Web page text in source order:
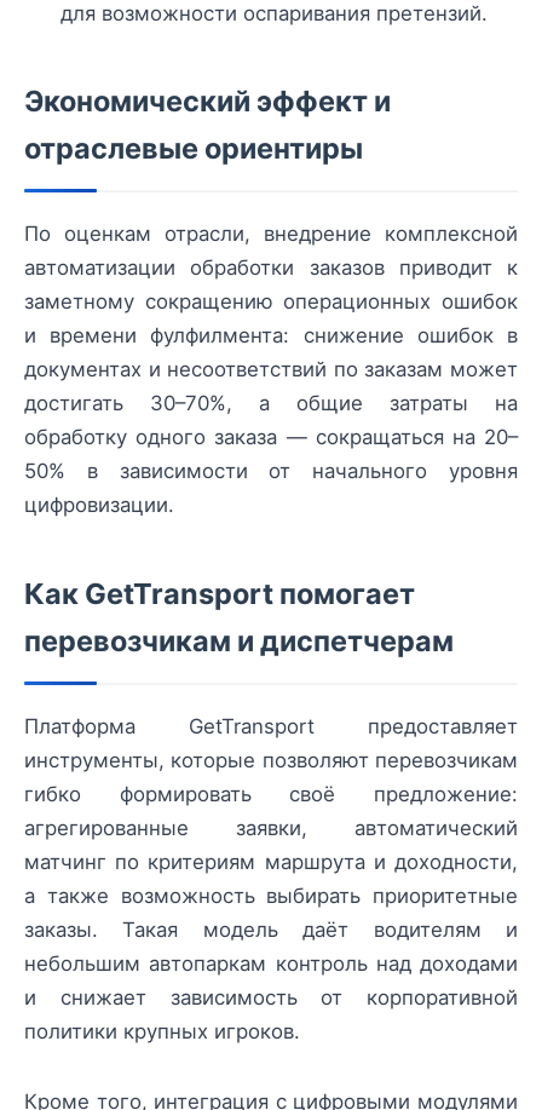
для возможности оспаривания претензий.
Экономический эффект и
отраслевые ориентиры
По оценкам отрасли, внедрение комплексной
автоматизации обработки заказов приводит к
заметному сокращению операционных ошибок
и времени фулфилмента: снижение ошибок в
документах и несоответствий по заказам может
достигать 30–70%, а общие затраты на
обработку одного заказа — сокращаться на 20–
50% в зависимости от начального уровня
цифровизации.
Как GetTransport помогает
перевозчикам и диспетчерам
Платформа GetTransport предоставляет
инструменты, которые позволяют перевозчикам
гибко формировать своё предложение:
агрегированные заявки, автоматический
матчинг по критериям маршрута и доходности,
а также возможность выбирать приоритетные
заказы. Такая модель даёт водителям и
небольшим автопаркам контроль над доходами
и снижает зависимость от корпоративной
политики крупных игроков.
Кроме того, интеграция с цифровыми модулями